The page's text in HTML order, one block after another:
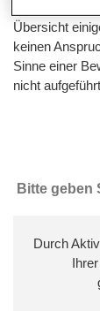
Übersicht
keinen
Sinne einer
nicht
Durch